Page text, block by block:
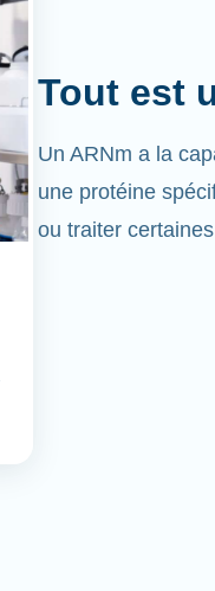
Tout est
Un ARNm a la
une protéine
ou traiter certaines